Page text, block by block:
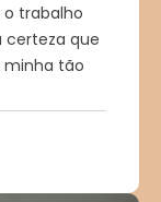
trabalho
certeza que
minha tão